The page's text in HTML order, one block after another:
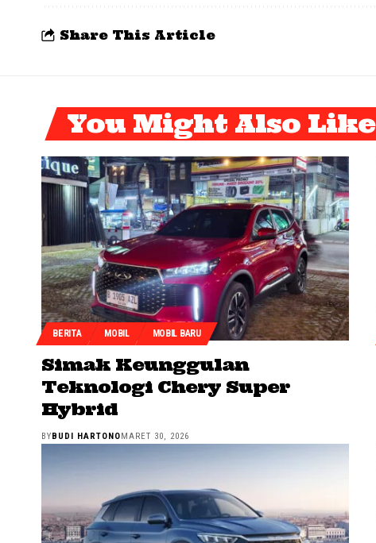
Share This Article
You Might Also Like
BERITA MOBIL MOBIL BARU
Simak Keunggulan
Teknologi Chery Super
Hybrid
BYBUDI HARTONOMARET 30, 2026